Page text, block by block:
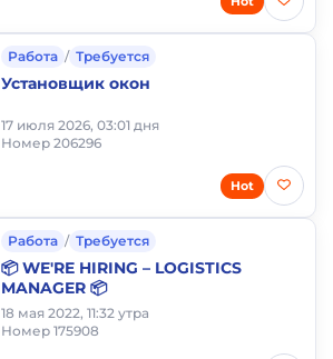
Работа / Требуется
Установщик окон
17 июля 2026, 03:01 дня
Номер 206296
Hot
Работа / Требуется
📦 WE'RE HIRING – LOGISTICS
MANAGER 📦
18 мая 2022, 11:32 утра
Номер 175908